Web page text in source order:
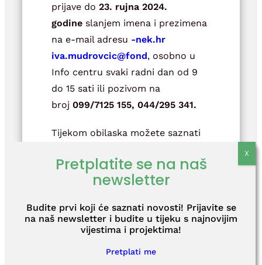
prijave do 23. rujna 2024.
godine slanjem imena i prezimena
na e-mail adresu rh.ken-
dnof
@cicvordum.avi
, osobno u
Info centru svaki radni dan od 9
do 15 sati ili pozivom na
broj 099/7125 155, 044/295 341.
Tijekom obilaska možete saznati
uspostave Centra za zbrinjavanje
radioaktivnog otpada, te obići
Obilaske organiziramo svaki zadnji
obilazaka objavljujemo na našem
Pretplatite se na naš
newsletter
Budite prvi koji će saznati novosti! Prijavite se
na naš newsletter i budite u tijeku s najnovijim
vijestima i projektima!
Pretplati me